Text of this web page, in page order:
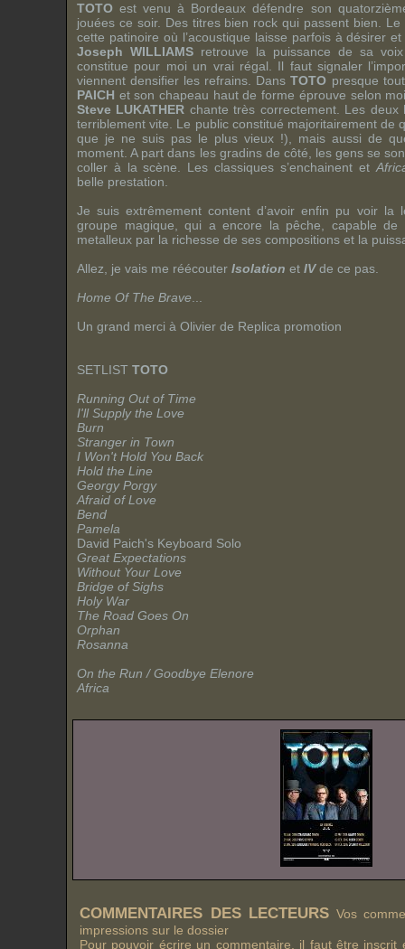
TOTO est venu à Bordeaux défendre son
jouées ce soir. Des titres bien rock qui passent bien.
cette patinoire où l’acoustique laisse parfois à désirer
Joseph WILLIAMS retrouve la puissance de sa
constitue pour moi un vrai régal. Il faut signaler
viennent densifier les refrains. DansTOTO presque
PAICH et son chapeau haut de forme éprouve selon
Steve LUKATHER chante très correctement. Les
terriblement vite. Le public constitué majoritairement de
que je ne suis pas le plus vieux !), mais aussi de
moment. A part dans les gradins de côté, les gens se
coller à la scène. Les classiques s’enchainent et
belle prestation.
Je suis extrêmement content d’avoir enfin pu voir la
groupe magique, qui a encore la pêche, capable de
metalleux par la richesse de ses compositions et la
Allez, je vais me réécouter Isolation et IVde ce pas.
Home Of The Brave
Un grand merci à Olivier de Replica promotion
SETLIST TOTO
Running Out of Time
I'll Supply the Love
Burn
Stranger in Town
I Won't Hold You Back
Hold the Line
Georgy Porgy
Afraid of Love
Bend
Pamela
David Paich's Keyboard Solo
Great Expectations
Without Your Love
Bridge of Sighs
Holy War
The Road Goes On
Orphan
Rosanna
On the Run / Goodbye Elenore
Africa
COMMENTAIRES DES LECTEURS Vos
impressions sur le dossier
Pour pouvoir écrire un commentaire, il faut être